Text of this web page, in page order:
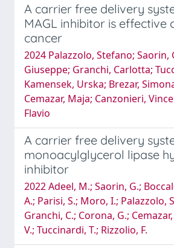
A carrier free delivery
MAGL inhibitor is effective
cancer
2024 Palazzolo, Stefano; Saorin,
Giuseppe; Granchi, Carlotta;
Kamensek, Urska; Brezar,
Cemazar, Maja; Canzonieri,
Flavio
A carrier free delivery
monoacylglycerol lipase
inhibitor
2022 Adeel, M.; Saorin, G.;
A.; Parisi, S.; Moro, I.; Palazzolo,
Granchi, C.; Corona, G.;
V.; Tuccinardi, T.; Rizzolio, F.